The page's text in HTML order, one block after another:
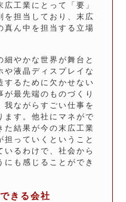
工業にとって「要」
を担当しており、末広
真ん中を担当する立場
やかな世界が舞台と
や液晶ディスプレイな
するために欠かせない
が最先端のものづくり
我ながらすごい仕事を
ます。他社にマネがで
た結果が今の末広工業
っていくということ
いるわけで、社会から
も感じることができ
きる会社